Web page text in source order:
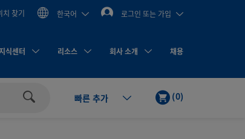
치 찾기 한국어 로그인 또는 가입
식센터 리소스 회사 소개 채용
빠른 추가
카
(0)